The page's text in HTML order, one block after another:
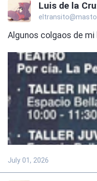
Luis de la
Algunos colgaos de
July 01, 2026